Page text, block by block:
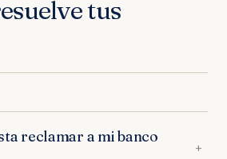
tus
reclamar a mi banco
+